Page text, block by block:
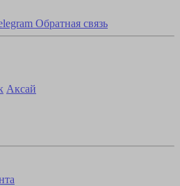
Обратная связь
Аксай